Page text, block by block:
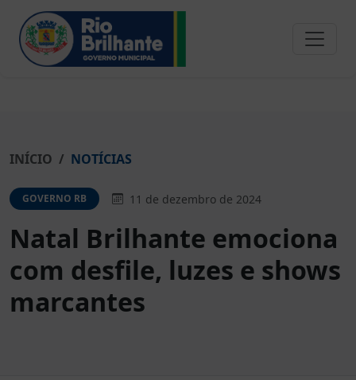
INÍCIO NOTÍCIAS
GOVERNO RB 11 de dezembro de 2024
Natal Brilhante emociona
com desfile, luzes e shows
marcantes